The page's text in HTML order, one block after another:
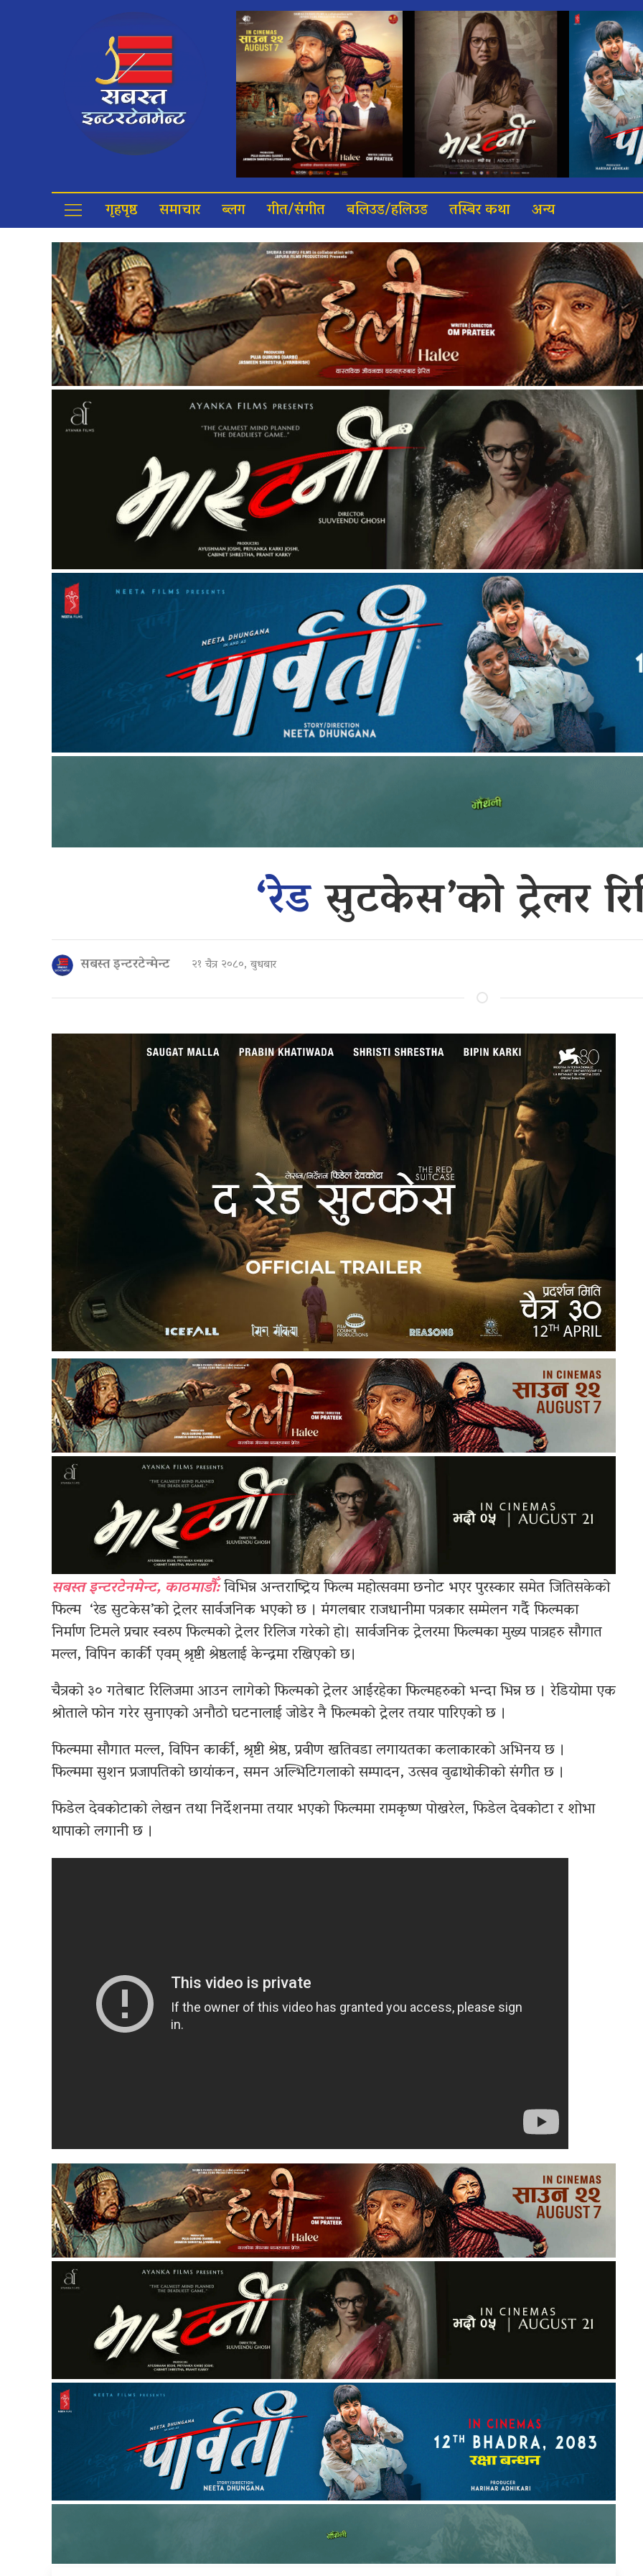
गृहपृष्ठ समाचार ब्लग गीत/संगीत बलिउड/हलिउड तस्बिर कथा अन्य
‘रेडसुटकेस’को ट्रेलर
सबस्त इन्टरटेन्मेन्ट २१ चैत्र २०८०, बुधबार
सबस्त इन्टरटेनमेन्ट, काठमाडौँ:विभिन्न अन्तराष्ट्रिय फिल्म महोत्सवमा छनोट भएर पुरस्कार समेत जितिसकेको
फिल्म ‘रेड सुटकेस’को ट्रेलर सार्वजनिक भएको छ । मंगलबार राजधानीमा पत्रकार सम्मेलन गर्दै फिल्मका
निर्माण टिमले प्रचार स्वरुप फिल्मको ट्रेलर रिलिज गरेको हो। सार्वजनिक ट्रेलरमा फिल्मका मुख्य पात्रहरु सौगात
मल्ल, विपिन कार्की एवम् श्रृष्टी श्रेष्ठलाई केन्द्रमा रखिएको छ।
चैत्रको ३० गतेबाट रिलिजमा आउन लागेको फिल्मको ट्रेलर आईरहेका फिल्महरुको भन्दा भिन्न छ । रेडियोमा एक
श्रोताले फोन गरेर सुनाएको अनौठो घटनालाई जोडेर नै फिल्मको ट्रेलर तयार पारिएको छ ।
फिल्ममा सौगात मल्ल, विपिन कार्की, श्रृष्टी श्रेष्ठ, प्रवीण खतिवडा लगायतका कलाकारको अभिनय छ ।
फिल्ममा सुशन प्रजापतिको छायांकन, समन अल्भिटिगलाको सम्पादन, उत्सव वुढाथोकीको संगीत छ ।
फिडेल देवकोटाको लेखन तथा निर्देशनमा तयार भएको फिल्ममा रामकृष्ण पोखरेल, फिडेल देवकोटा र शोभा
थापाको लगानी छ ।